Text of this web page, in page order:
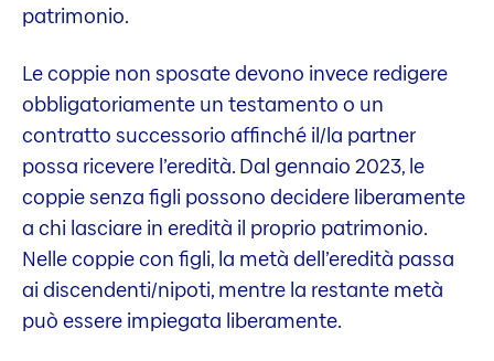
patrimonio.
Le coppie non sposate devono invece redigere
obbligatoriamente un testamento o un
contratto successorio affinché il/la partner
possa ricevere l’eredità. Dal gennaio 2023, le
coppie senza figli possono decidere liberamente
a chi lasciare in eredità il proprio patrimonio.
Nelle coppie con figli, la metà dell’eredità passa
ai discendenti/nipoti, mentre la restante metà
può essere impiegata liberamente.